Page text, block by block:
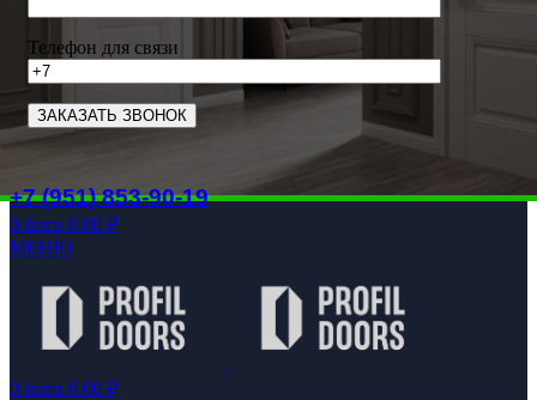
Телефон для связи
+7 (951) 853-90-19
0 items 0.00 ₽
МЕНЮ
0 items 0.00 ₽